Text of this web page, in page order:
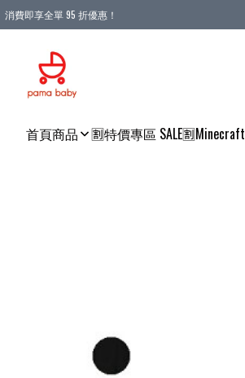
消費即享全單 95 折優惠！
首頁商品 🈹特價專區 SALE🈹Minecraft